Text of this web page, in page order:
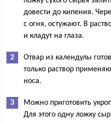
довести до кипения.
с огня, остужают. В
и кладут на глаза.
Отвар из календулы
только раствор
носа.
Можно приготовить
Для этого одну ложку